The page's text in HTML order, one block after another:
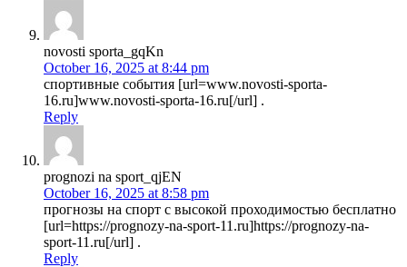
novosti sporta_gqKn
October 16, 2025 at 8:44 pm
спортивные события [url=www.novosti-sporta-
16.ru]www.novosti-sporta-16.ru[/url] .
Reply
prognozi na sport_qjEN
October 16, 2025 at 8:58 pm
прогнозы на спорт с высокой проходимостью бесплатно
[url=https://prognozy-na-sport-11.ru]https://prognozy-na-
sport-11.ru[/url] .
Reply